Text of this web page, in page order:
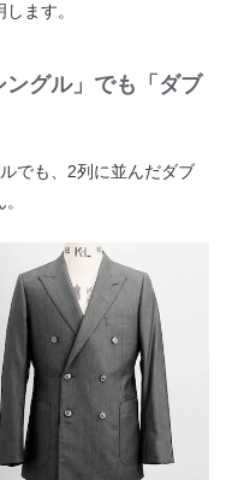
ます。
グル」でも「ダブ
でも、2列に並んだダブ